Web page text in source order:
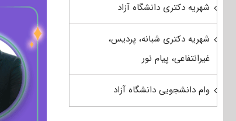
شهریه دکتری دانشگاه آزاد
شهریه دکتری شبانه، پردیس،
غیرانتفاعی، پیام نور
وام دانشجویی دانشگاه آزاد